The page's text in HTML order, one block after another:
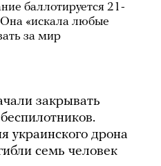
баллотируется 21-
«искала любые
за мир
закрывать
украинского дрона
семь человек